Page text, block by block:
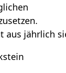
aus jährlich